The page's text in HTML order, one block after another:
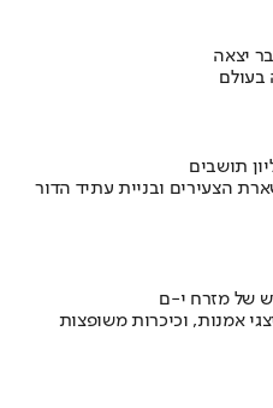
יצאה
בעולם
הצעירים ובניית עתיד הדור
של מזרח י-ם
אמנות, וכיכרות משופצות